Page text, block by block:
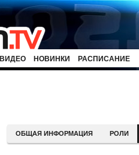
ВИДЕО НОВИНКИ РАСПИСАНИЕ
ОБЩАЯ ИНФОРМАЦИЯ РОЛИ